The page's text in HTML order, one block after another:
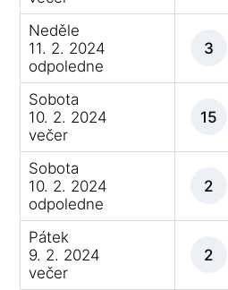
Neděle
11. 2. 2024
odpoledne
3
Sobota
10. 2. 2024
večer
15
Sobota
10. 2. 2024
odpoledne
2
Pátek
9. 2. 2024
večer
2